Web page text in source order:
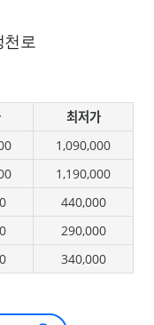
로
최저가
1,090,000
1,190,000
440,000
290,000
340,000